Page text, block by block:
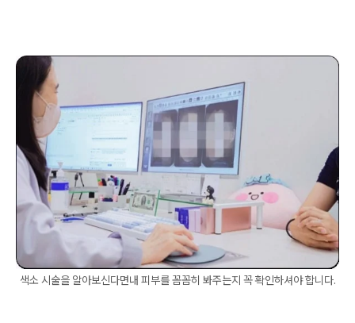
색소 시술을 알아보신다면내 피부를 꼼꼼히 봐주는지 꼭 확인하셔야 합니다.